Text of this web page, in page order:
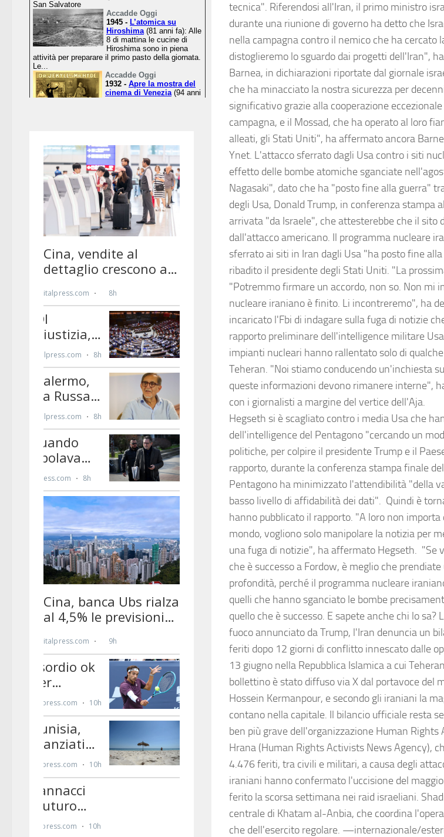
tecnica". Riferendosi all'Iran, il primo ministro
durante una riunione di governo ha detto che
nella campagna contro il nemico che ha
distoglieremo lo sguardo dai progetti dell'Iran",
Barnea, in dichiarazioni riportate dal giornale
che ha minacciato la nostra sicurezza per
significativo grazie alla cooperazione
campagna, e il Mossad, che ha operato al loro
alleati, gli Stati Uniti", ha affermato ancora
Ynet. L'attacco sferrato dagli Usa contro i siti
effetto delle bombe atomiche sganciate
Nagasaki", dato che ha "posto fine alla guerra"
degli Usa, Donald Trump, in conferenza stampa
arrivata "da Israele", che attesterebbe che il sito
dall'attacco americano. Il programma nucleare
sferrato ai siti in Iran dagli Usa "ha posto fine
ribadito il presidente degli Stati Uniti. "La
"Potremmo firmare un accordo, non so. Non mi
nucleare iraniano è finito. Li incontreremo", ha
incaricato l'Fbi di indagare sulla fuga di notizie
rapporto preliminare dell'intelligence militare
impianti nucleari hanno rallentato solo di
Teheran. "Noi stiamo conducendo un'inchiesta
queste informazioni devono rimanere interne",
con i giornalisti a margine del vertice dell'Aja.
Hegseth si è scagliato contro i media Usa che
dell'intelligence del Pentagono "cercando un
politiche, per colpire il presidente Trump e il
rapporto, durante la conferenza stampa finale
Pentagono ha minimizzato l'attendibilità "della
basso livello di affidabilità dei dati". Quindi è
hanno pubblicato il rapporto. "A loro non
mondo, vogliono solo manipolare la notizia per
una fuga di notizie", ha affermato Hegseth. "Se
che è successo a Fordow, è meglio che
profondità, perché il programma nucleare
quelli che hanno sganciato le bombe
quello che è successo. E sapete anche chi lo
fuoco annunciato da Trump, l'Iran denuncia un
feriti dopo 12 giorni di conflitto innescato dalle
13 giugno nella Repubblica Islamica a cui
bollettino è stato diffuso via X dal portavoce del
Hossein Kermanpour, e secondo gli iraniani la
contano nella capitale. Il bilancio ufficiale resta
ben più grave dell'organizzazione Human
Hrana (Human Rights Activists News Agency),
4.476 feriti, tra civili e militari, a causa degli
iraniani hanno confermato l'uccisione del
ferito la scorsa settimana nei raid israeliani.
centrale di Khatam al-Anbia, che coordina
che dell'esercito regolare. —internazionale/